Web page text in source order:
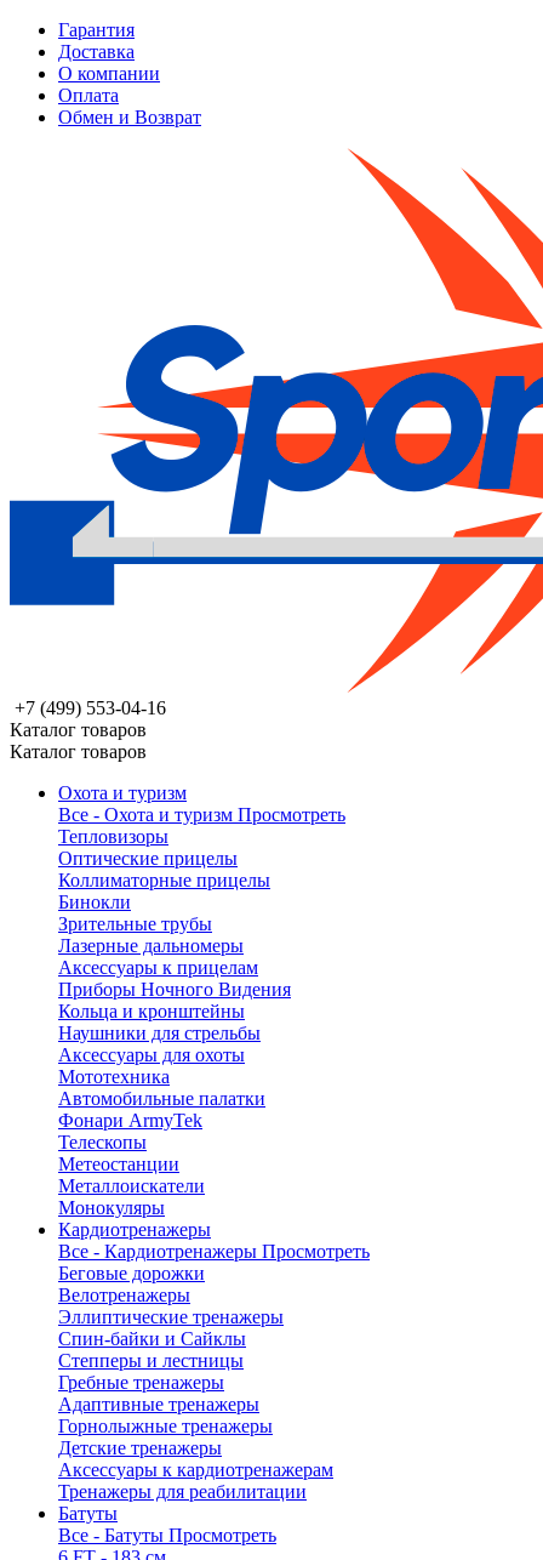
Гарантия
Доставка
О компании
Оплата
Обмен и Возврат
+7 (499) 553-04-16
Каталог товаров
Каталог товаров
Охота и туризм
Все - Охота и туризм Просмотреть
Тепловизоры
Оптические прицелы
Коллиматорные прицелы
Бинокли
Зрительные трубы
Лазерные дальномеры
Аксессуары к прицелам
Приборы Ночного Видения
Кольца и кронштейны
Наушники для стрельбы
Аксессуары для охоты
Мототехника
Автомобильные палатки
Фонари ArmyTek
Телескопы
Метеостанции
Металлоискатели
Монокуляры
Кардиотренажеры
Все - Кардиотренажеры Просмотреть
Беговые дорожки
Велотренажеры
Эллиптические тренажеры
Спин-байки и Сайклы
Степперы и лестницы
Гребные тренажеры
Адаптивные тренажеры
Горнолыжные тренажеры
Детские тренажеры
Аксессуары к кардиотренажерам
Тренажеры для реабилитации
Батуты
Все - Батуты Просмотреть